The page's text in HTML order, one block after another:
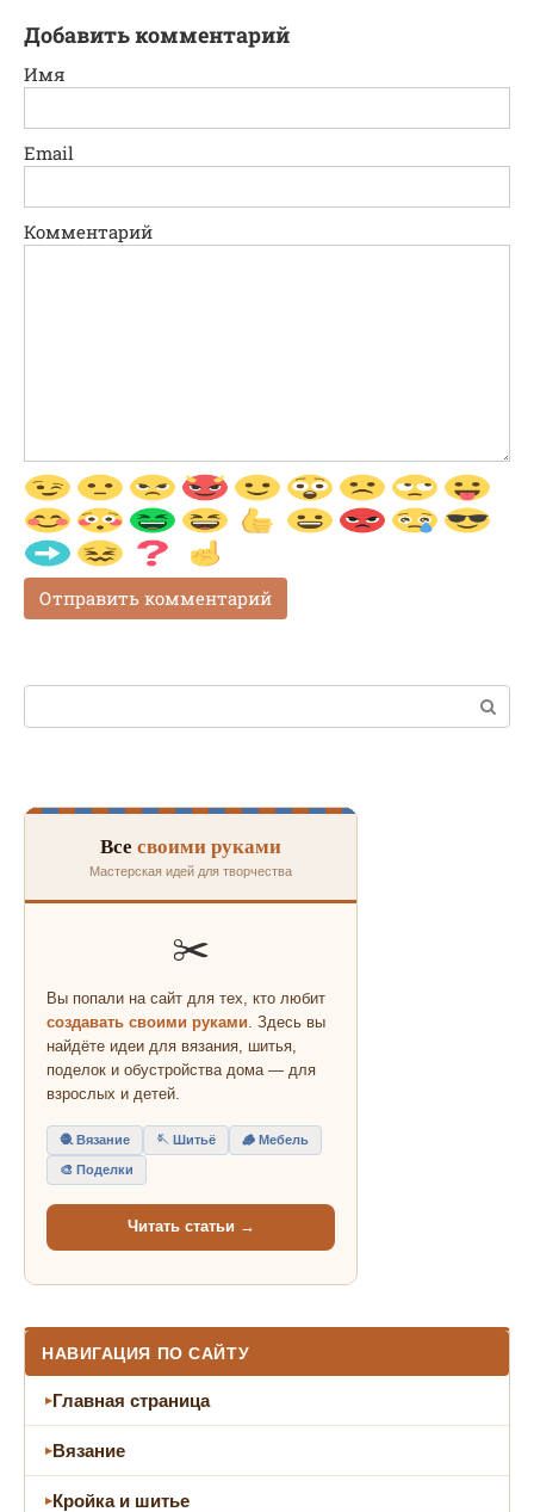
Добавить комментарий
Имя
Email
Комментарий
Поиск:
Все своими руками
Мастерская идей для творчества
✂️
Вы попали на сайт для тех, кто любит
создавать своими руками. Здесь вы
найдёте идеи для вязания, шитья,
поделок и обустройства дома — для
взрослых и детей.
🧶 Вязание 🪡 Шитьё 🪵 Мебель
🎨 Поделки
Читать статьи →
НАВИГАЦИЯ ПО САЙТУ
Главная страница
Вязание
Кройка и шитье